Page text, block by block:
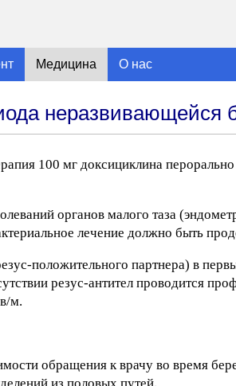
Медицина О нас
неразвивающейся
100 мг доксициклина
органов малого таза
лечение должно быть
положительного партнера) в
резус-антител проводится
м.
обращения к врачу во время